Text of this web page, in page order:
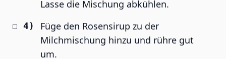
Lasse die Mischung abkühlen.
Füge den Rosensirup zu der
Milchmischung hinzu und rühre gut
um.